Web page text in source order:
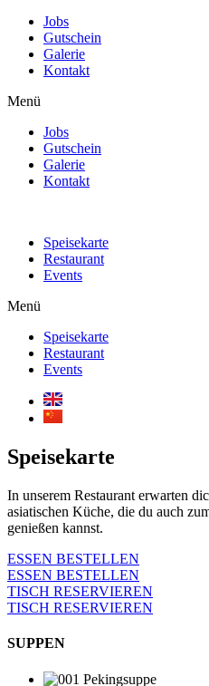
Jobs
Gutschein
Galerie
Kontakt
Menü
Jobs
Gutschein
Galerie
Kontakt
Speisekarte
Restaurant
Events
Menü
Speisekarte
Restaurant
Events
Speisekarte
In unserem Restaurant erwarten
asiatischen Küche, die du auch
genießen kannst.
ESSEN BESTELLEN
ESSEN BESTELLEN
TISCH RESERVIEREN
TISCH RESERVIEREN
SUPPEN